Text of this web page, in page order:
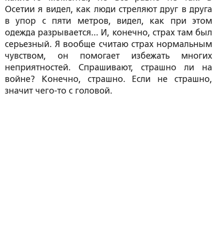
Осетии я видел, как люди стреляют друг в друга
в упор с пяти метров, видел, как при этом
одежда разрывается... И, конечно, страх там был
серьезный. Я вообще считаю страх нормальным
чувством, он помогает избежать многих
неприятностей. Спрашивают, страшно ли на
войне? Конечно, страшно. Если не страшно,
значит чего-то с головой.